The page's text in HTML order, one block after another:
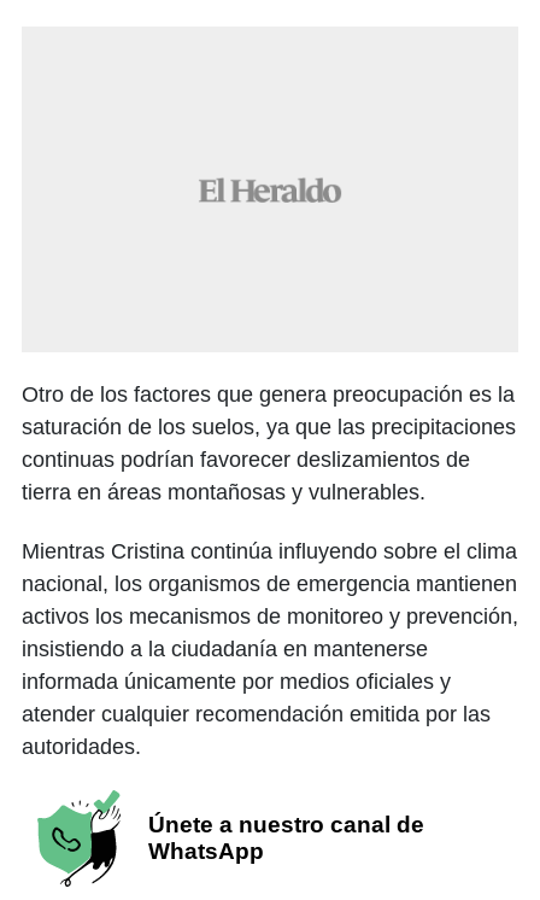
Otro de los factores que genera preocupación es la
saturación de los suelos, ya que las precipitaciones
continuas podrían favorecer deslizamientos de
tierra en áreas montañosas y vulnerables.
Mientras Cristina continúa influyendo sobre el clima
nacional, los organismos de emergencia mantienen
activos los mecanismos de monitoreo y prevención,
insistiendo a la ciudadanía en mantenerse
informada únicamente por medios oficiales y
atender cualquier recomendación emitida por las
autoridades.
Únete a nuestro canal de
WhatsApp